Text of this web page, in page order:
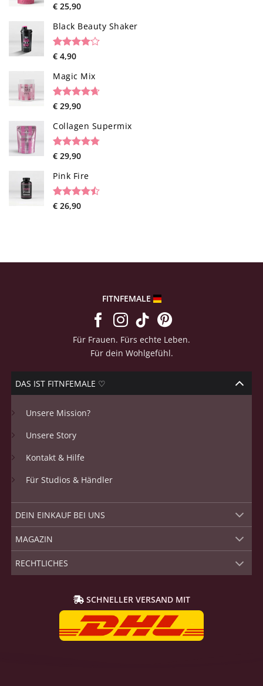
Rated4.85
based on
40
ratings
€ 25,90
Black Beauty Shaker
Rated
of 5
based on
1
customer
rating
€ 4,90
Magic Mix
Rated4.65
based on
34
customer
ratings
€ 29,90
Collagen Supermix
Rated4.73
based on
26
ratings
€ 29,90
Pink Fire
Rated
19
€ 26,90
FITNFEMALE
Für Frauen. Fürs echte Leben.
Für dein Wohlgefühl.
DAS IST FITNFEMALE ♡
Unsere Mission?
Unsere Story
Kontakt & Hilfe
Für Studios & Händler
DEIN EINKAUF BEI UNS
MAGAZIN
RECHTLICHES
SCHNELLER VERSAND MIT